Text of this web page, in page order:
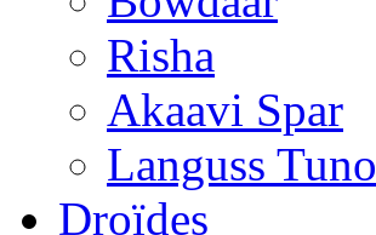
Risha
Akaavi Spar
Languss Tuno
Droïdes